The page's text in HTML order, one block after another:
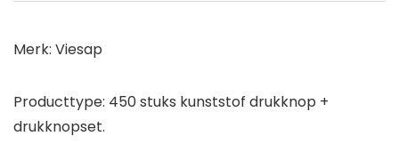
Merk: Viesap
Producttype: 450 stuks kunststof drukknop +
drukknopset.